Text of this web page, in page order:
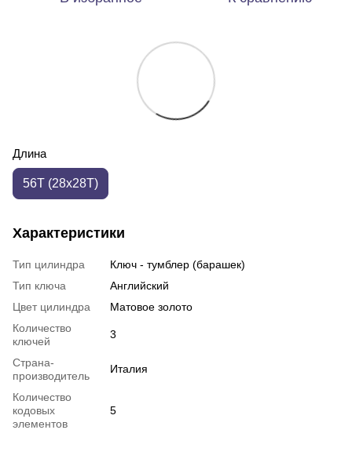
Длина
56T (28x28T)
Характеристики
Тип цилиндра
Ключ - тумблер (барашек)
Тип ключа
Английский
Цвет цилиндра
Матовое золото
Количество
ключей
3
Страна-
производитель
Италия
Количество
кодовых
элементов
5